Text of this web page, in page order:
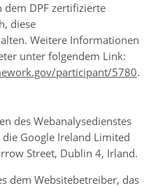
dem DPF zertifizierte
diese
Weitere Informationen
unter folgendem Link:
participant/5780.
des Webanalysedienstes
Google Ireland Limited
Street, Dublin 4, Irland.
dem Websitebetreiber, das